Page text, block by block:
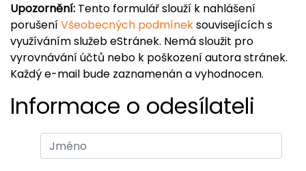
Upozornění: Tento formulář slouží k nahlášení
porušeníVšeobecných podmíneksouvisejících s
využíváním služeb eStránek. Nemá sloužit pro
vyrovnávání účtů nebo k poškození autora stránek.
Každý e-mail bude zaznamenán a vyhodnocen.
Informace o odesílateli